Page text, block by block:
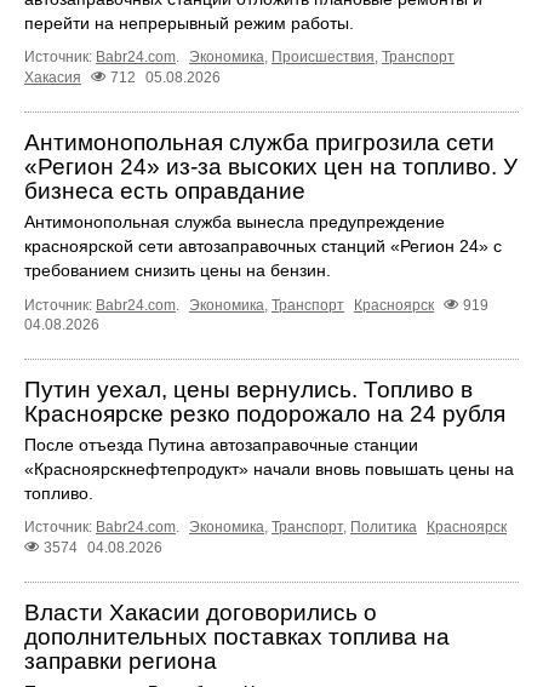
перейти на непрерывный режим работы.
Источник: Babr24.com Экономика Происшествия Транспорт
Хакасия
712 05.08.2026
Антимонопольная служба пригрозила сети
«Регион 24» из-за высоких цен на топливо. У
бизнеса есть оправдание
Антимонопольная служба вынесла предупреждение
красноярской сети автозаправочных станций «Регион 24» с
требованием снизить цены на бензин.
Источник: Babr24.com. Экономика, Транспорт Красноярск
919
04.08.2026
Путин уехал, цены вернулись. Топливо в
Красноярске резко подорожало на 24 рубля
После отъезда Путина автозаправочные станции
«Красноярскнефтепродукт» начали вновь повышать цены на
топливо.
Источник: Babr24.com. Экономика, Транспорт, Политика
Красноярск
3574 04.08.2026
Власти Хакасии договорились о
дополнительных поставках топлива на
заправки региона